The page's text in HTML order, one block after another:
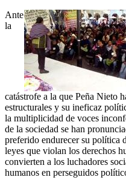
Ante
la
catástrofe a la que Peña Nieto
estructurales y su ineficaz
la multiplicidad de voces
de la sociedad se han
preferido endurecer su política
leyes que violan los derechos
convierten a los luchadores
humanos en perseguidos